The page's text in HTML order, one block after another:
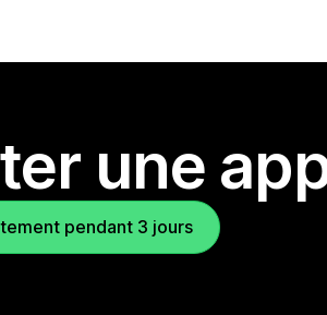
une
pendant 3 jours